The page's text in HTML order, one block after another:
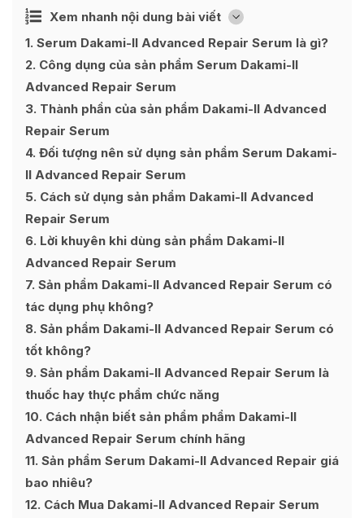
Xem nhanh nội dung bài viết [
Ẩn
1 Serum Dakami-II Advanced Repair Serum là gì?
2 Công dụng của sản phẩm Serum Dakami-II
Advanced Repair Serum
3 Thành phần của sản phẩm Dakami-II Advanced
Repair Serum
4 Đối tượng nên sử dụng sản phẩm Serum Dakami-
II Advanced Repair Serum
5 Cách sử dụng sản phẩm Dakami-II Advanced
Repair Serum
6 Lời khuyên khi dùng sản phẩm Dakami-II
Advanced Repair Serum
7 Sản phẩm Dakami-II Advanced Repair Serum có
tác dụng phụ không?
8 Sản phẩm Dakami-II Advanced Repair Serum có
tốt không?
9 Sản phẩm Dakami-II Advanced Repair Serum là
thuốc hay thực phẩm chức năng
10 Cách nhận biết sản phẩm phẩm Dakami-II
Advanced Repair Serum chính hãng
11 Sản phẩm Serum Dakami-II Advanced Repair giá
bao nhiêu?
12 Cách Mua Dakami-II Advanced Repair Serum